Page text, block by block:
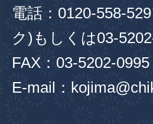
電話： 0120-558-529
ク)もしくは03-
FAX：03-5202-0995
E-mail：